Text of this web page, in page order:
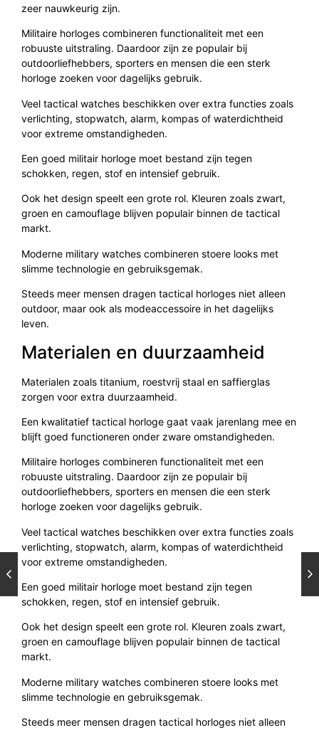
zeer nauwkeurig zijn.
Militaire horloges combineren functionaliteit met een
robuuste uitstraling. Daardoor zijn ze populair bij
outdoorliefhebbers, sporters en mensen die een sterk
horloge zoeken voor dagelijks gebruik.
Veel tactical watches beschikken over extra functies zoals
verlichting, stopwatch, alarm, kompas of waterdichtheid
voor extreme omstandigheden.
Een goed militair horloge moet bestand zijn tegen
schokken, regen, stof en intensief gebruik.
Ook het design speelt een grote rol. Kleuren zoals zwart,
groen en camouflage blijven populair binnen de tactical
markt.
Moderne military watches combineren stoere looks met
slimme technologie en gebruiksgemak.
Steeds meer mensen dragen tactical horloges niet alleen
outdoor, maar ook als modeaccessoire in het dagelijks
leven.
Materialen en duurzaamheid
Materialen zoals titanium, roestvrij staal en saffierglas
zorgen voor extra duurzaamheid.
Een kwalitatief tactical horloge gaat vaak jarenlang mee en
blijft goed functioneren onder zware omstandigheden.
Militaire horloges combineren functionaliteit met een
robuuste uitstraling. Daardoor zijn ze populair bij
outdoorliefhebbers, sporters en mensen die een sterk
horloge zoeken voor dagelijks gebruik.
Veel tactical watches beschikken over extra functies zoals
verlichting, stopwatch, alarm, kompas of waterdichtheid
voor extreme omstandigheden.
Een goed militair horloge moet bestand zijn tegen
schokken, regen, stof en intensief gebruik.
Ook het design speelt een grote rol. Kleuren zoals zwart,
groen en camouflage blijven populair binnen de tactical
markt.
Moderne military watches combineren stoere looks met
slimme technologie en gebruiksgemak.
Steeds meer mensen dragen tactical horloges niet alleen